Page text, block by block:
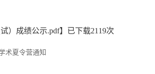
）成绩公示.pdf】已下载2119次
术夏令营通知